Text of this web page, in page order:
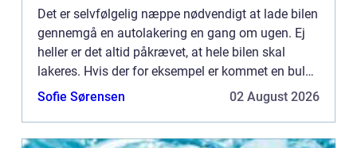
Det er selvfølgelig næppe nødvendigt at lade bilen
gennemgå en autolakering en gang om ugen. Ej
heller er det altid påkrævet, at hele bilen skal
lakeres. Hvis der for eksempel er kommet en bule i
din ene sided&os...
Sofie Sørensen 02 August 2026